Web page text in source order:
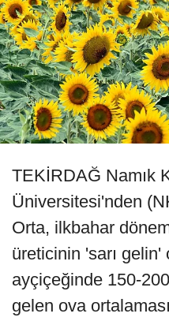
TEKİRDAĞ Namık
Üniversitesi'nden
Orta, ilkbahar
üreticinin 'sarı gelin'
ayçiçeğinde 150-
gelen ova